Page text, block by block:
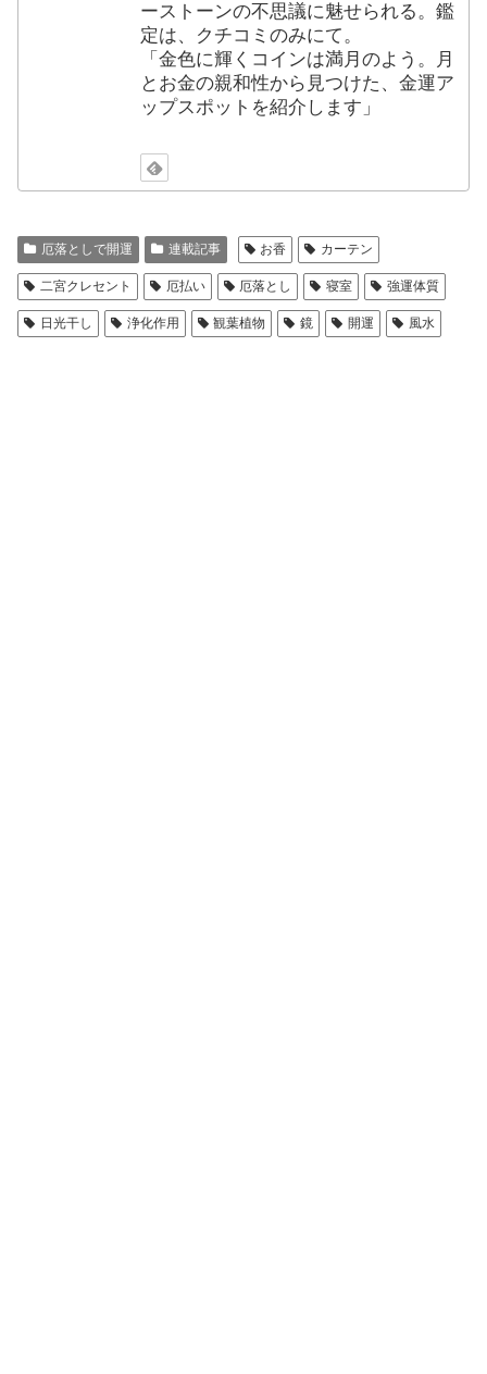
ーストーンの不思議に魅せられる。鑑
定は、クチコミのみにて。
「金色に輝くコインは満月のよう。月
とお金の親和性から見つけた、金運ア
ップスポットを紹介します」
厄落としで開運 連載記事 お香 カーテン
二宮クレセント 厄払い 厄落とし 寝室 強運体質
日光干し 浄化作用 観葉植物 鏡 開運 風水